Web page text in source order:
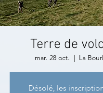
Terre de
mar. 28 oct.
  |
La
Désolé, les